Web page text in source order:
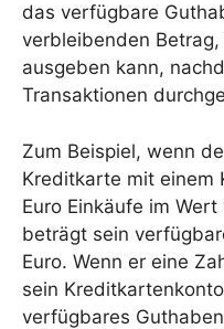
das verfügbare
verbleibenden
ausgeben kann,
Transaktionen
Zum Beispiel, wenn
Kreditkarte mit einem
Euro Einkäufe im
beträgt sein
Euro. Wenn er eine
sein
verfügbares